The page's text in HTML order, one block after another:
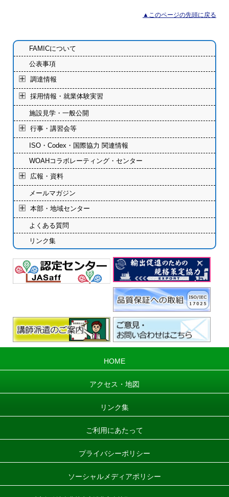
▲このページの先頭に戻る
FAMICについて
公表事項
調達情報
採用情報・就業体験実習
施設見学・一般公開
行事・講習会等
ISO・Codex・国際協力 関連情報
WOAHコラボレーティング・センター
広報・資料
メールマガジン
本部・地域センター
よくある質問
リンク集
HOME
アクセス・地図
リンク集
ご利用にあたって
プライバシーポリシー
ソーシャルメディアポリシー